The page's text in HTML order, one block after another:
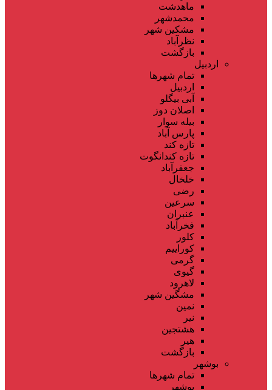
ماهدشت
محمدشهر
مشکین شهر
نظرآباد
بازگشت
اردبیل
تمام شهر‌ها
اردبیل
آبی بیگلو
اصلان دوز
بیله سوار
پارس آباد
تازه کند
تازه کندانگوت
جعفرآباد
خلخال
رضی
سرعین
عنبران
فخرآباد
کلور
کوراییم
گرمی
گیوی
لاهرود
مشگین شهر
نمین
نیر
هشتجین
هیر
بازگشت
بوشهر
تمام شهر‌ها
بوشهر